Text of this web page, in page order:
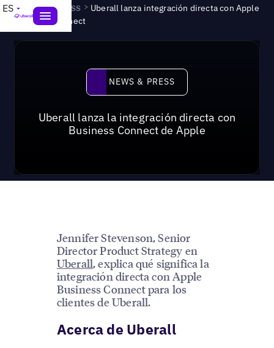
ES News & Press > Uberall lanza integración directa con Apple
Business Connect
News & Press
NEWS & PRESS
Uberall lanza la integración directa con
Business Connect de Apple
Jennifer Stevenson, Senior
Director Product Strategy en
Uberall, explica qué significa la
integración directa con Apple
Business Connect para los
clientes de Uberall.
Acerca de Uberall